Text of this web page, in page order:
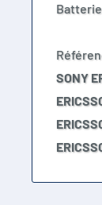
SONY